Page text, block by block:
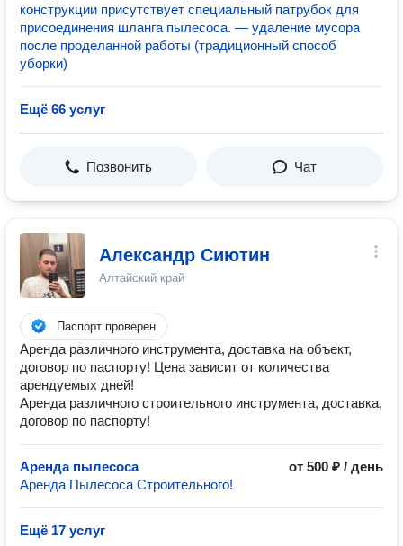
конструкции присутствует специальный патрубок для
присоединения шланга пылесоса. — удаление мусора
после проделанной работы (традиционный способ
уборки)
Ещё 66 услуг
Позвонить Чат
Александр Сиютин
Алтайский край
Паспорт проверен
Аренда различного инструмента, доставка на объект,
договор по паспорту! Цена зависит от количества
арендуемых дней!
Аренда различного строительного инструмента, доставка,
договор по паспорту!
Аренда пылесоса
от 500 ₽ / день
Аренда Пылесоса Строительного!
Ещё 17 услуг